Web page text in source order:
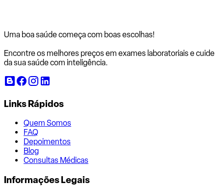
Uma boa saúde começa com boas escolhas!
Encontre os melhores preços em exames laboratoriais e cuide
da sua saúde com inteligência.
Links Rápidos
Quem Somos
FAQ
Depoimentos
Blog
Consultas Médicas
Informações Legais